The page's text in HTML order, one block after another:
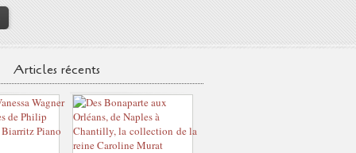
Articles récents